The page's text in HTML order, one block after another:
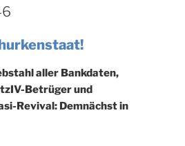
aller Bankdaten,
Betrüger und
Revival: Demnächst in